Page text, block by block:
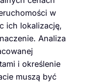
w
ich lokalizację,
Analiza
i określenie
muszą być